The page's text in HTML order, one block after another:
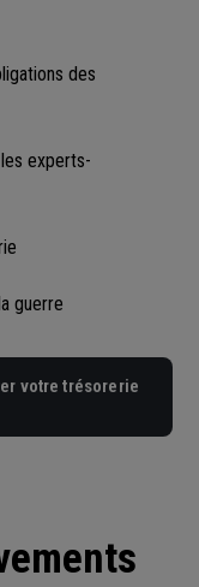
des
experts-
guerre
votre trésorerie